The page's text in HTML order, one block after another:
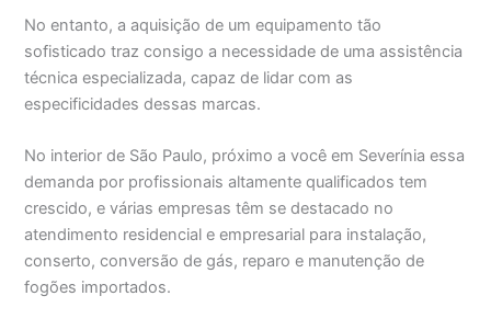
No entanto, a aquisição de um equipamento tão
sofisticado traz consigo a necessidade de uma assistência
técnica especializada, capaz de lidar com as
especificidades dessas marcas.
No interior de São Paulo, próximo a você em Severínia essa
demanda por profissionais altamente qualificados tem
crescido, e várias empresas têm se destacado no
atendimento residencial e empresarial para instalação,
conserto, conversão de gás, reparo e manutenção de
fogões importados.